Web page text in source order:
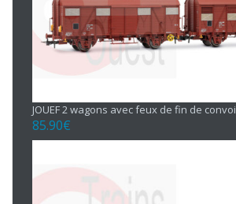
JOUEF 2 wagons avec feux de fin de convoi
85.90€